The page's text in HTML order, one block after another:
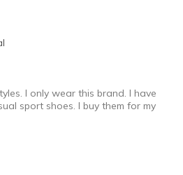
I only wear this brand. I have
sport shoes. I buy them for my